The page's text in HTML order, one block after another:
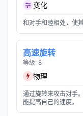
变化
和对手和睦相处，使
高速旋转
等级: 8
物理
通过旋转来攻击对手
能提高自己的速度。